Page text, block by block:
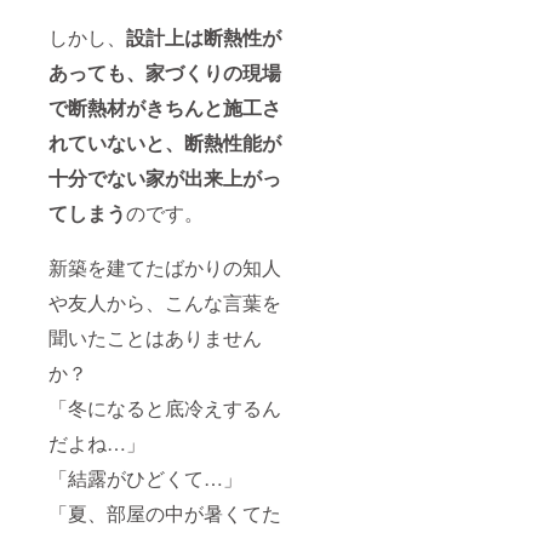
しかし、 設計上は断熱性が
あっても、家づくりの現場
で断熱材がきちんと施工さ
れていないと、断熱性能が
十分でない家が出来上がっ
てしまうのです。
新築を建てたばかりの知人
や友人から、こんな言葉を
聞いたことはありません
か？
「冬になると底冷えするん
だよね…」
「結露がひどくて…」
「夏、部屋の中が暑くてた